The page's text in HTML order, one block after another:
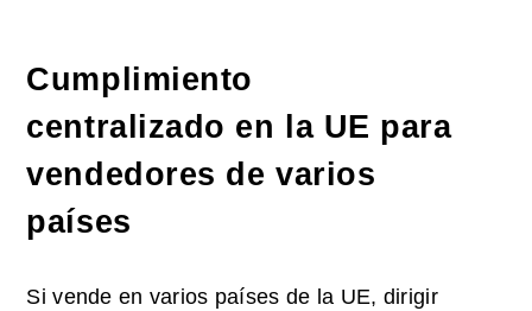
Cumplimiento
centralizado en la UE para
vendedores de varios
países
Si vende en varios países de la UE, dirigir